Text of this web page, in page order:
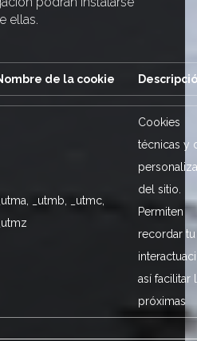
ellas.
de la cookie
_utma, _utmb, _utmc,
_utmz
Cookies
técnicas y
del sitio.
Permiten
recordar tu
así facilitar
próximas